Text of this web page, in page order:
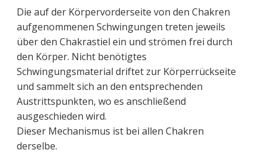
Die auf der Körpervorderseite von den Chakren
aufgenommenen Schwingungen treten jeweils
über den Chakrastiel ein und strömen frei durch
den Körper. Nicht benötigtes
Schwingungsmaterial driftet zur Körperrückseite
und sammelt sich an den entsprechenden
Austrittspunkten, wo es anschließend
ausgeschieden wird.
Dieser Mechanismus ist bei allen Chakren
derselbe.